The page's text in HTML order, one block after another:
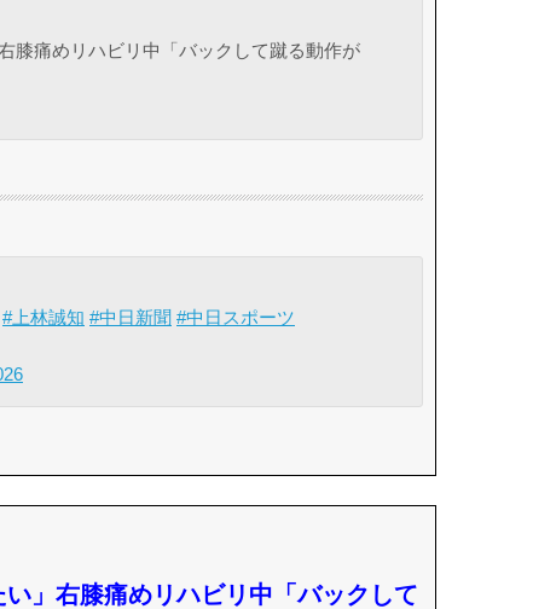
膝痛めリハビリ中「バックして蹴る動作が
#上林誠知 #中日新聞 #中日スポーツ
」右膝痛めリハビリ中「バックして